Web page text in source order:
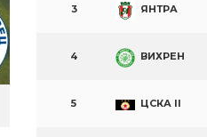
3 ЯНТРА
4 ВИХРЕН
5 ЦСКА II